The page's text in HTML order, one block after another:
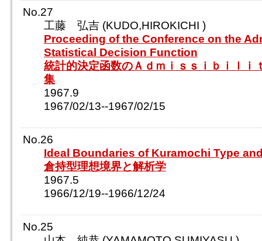
No.27
工藤 弘吉 (KUDO,HIROKICHI )
Proceeding of the Conference on the
Statistical Decision Function
統計的決定函数のＡｄｍｉｓｓｉｂｉｌｉ
集
1967.9
1967/02/13--1967/02/15
No.26
Ideal Boundaries of Kuramochi Type
倉持型理想境界と解析学
1967.5
1966/12/19--1966/12/24
No.25